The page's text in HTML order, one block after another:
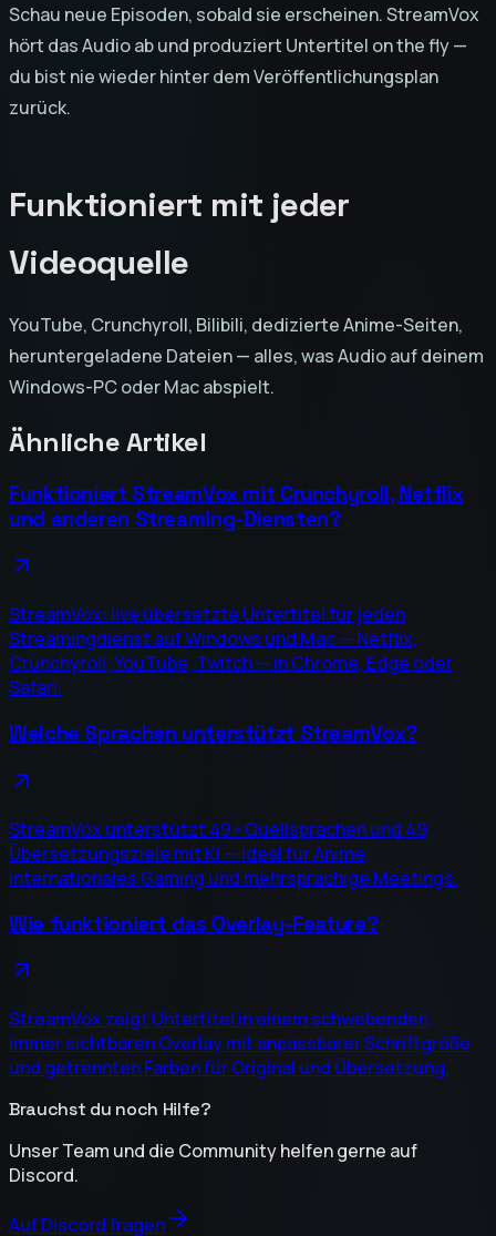
Schau neue Episoden, sobald sie erscheinen. StreamVox
hört das Audio ab und produziert Untertitel on the fly —
du bist nie wieder hinter dem Veröffentlichungsplan
zurück.
Funktioniert mit jeder
Videoquelle
YouTube, Crunchyroll, Bilibili, dedizierte Anime-Seiten,
heruntergeladene Dateien — alles, was Audio auf deinem
Windows-PC oder Mac abspielt.
Ähnliche Artikel
Funktioniert StreamVox mit Crunchyroll, Netflix
und anderen Streaming-Diensten?
StreamVox: live übersetzte Untertitel für jeden
Streamingdienst auf Windows und Mac — Netflix,
Crunchyroll, YouTube, Twitch — in Chrome, Edge oder
Safari.
Welche Sprachen unterstützt StreamVox?
StreamVox unterstützt 49+ Quellsprachen und 49
Übersetzungsziele mit KI — ideal für Anime,
internationales Gaming und mehrsprachige Meetings.
Wie funktioniert das Overlay-Feature?
StreamVox zeigt Untertitel in einem schwebenden,
immer sichtbaren Overlay mit anpassbarer Schriftgröße
und getrennten Farben für Original und Übersetzung.
Brauchst du noch Hilfe?
Unser Team und die Community helfen gerne auf
Discord.
Auf Discord fragen